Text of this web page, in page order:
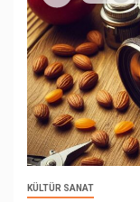
KÜLTÜR SANAT